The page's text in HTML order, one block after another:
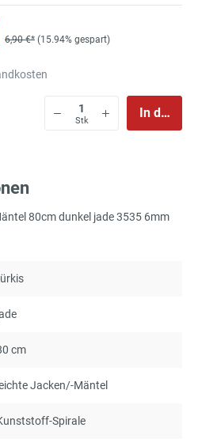
6,90 €* (15.94% gespart)
Stk
In den
80cm dunkel jade 3535 6mm
cm
Jacken/-Mäntel
Spirale